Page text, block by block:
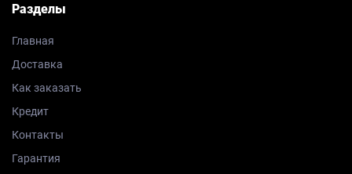
Разделы
Главная
Доставка
Как заказать
Кредит
Контакты
Гарантия